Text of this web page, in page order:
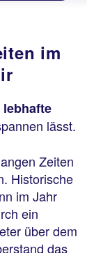
im
lebhafte
lässt.
Zeiten
Historische
im Jahr
ein
über dem
das